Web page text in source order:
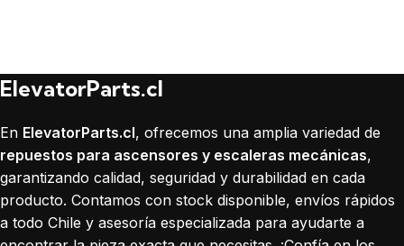
ElevatorParts.cl
En ElevatorParts.cl, ofrecemos una amplia variedad de
repuestos para ascensores y escaleras mecánicas,
garantizando calidad, seguridad y durabilidad en cada
producto. Contamos con stock disponible, envíos rápidos
a todo Chile y asesoría especializada para ayudarte a